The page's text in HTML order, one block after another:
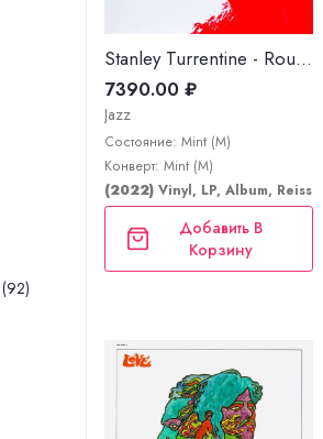
Stanley Turrentine - Rough 'N Tumble
7390.00 ₽
Jazz
Состояние: Mint (M)
Конверт: Mint (M)
(2022) Vinyl, LP, Album,
Добавить В
Корзину